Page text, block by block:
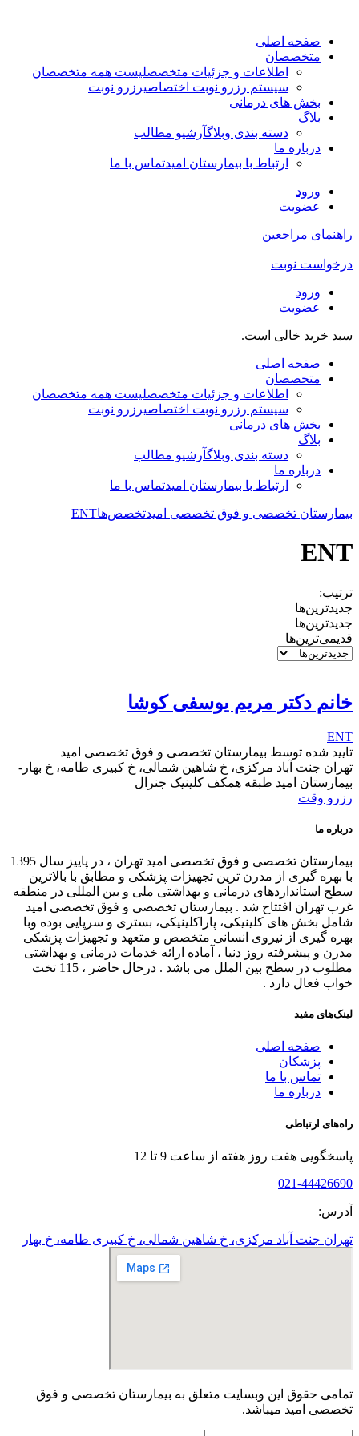
صفحه اصلی
متخصصان
اطلاعات و جزئیات متخصصلیست همه متخصصان
سیستم رزرو نوبت اختصاصیرزرو نوبت
بخش های درمانی
بلاگ
دسته بندی وبلاگآرشیو مطالب
درباره ما
ارتباط با بیمارستان امیدتماس با ما
ورود
عضویت
راهنمای مراجعین
درخواست نوبت
ورود
عضویت
سبد خرید خالی است.
صفحه اصلی
متخصصان
اطلاعات و جزئیات متخصصلیست همه متخصصان
سیستم رزرو نوبت اختصاصیرزرو نوبت
بخش های درمانی
بلاگ
دسته بندی وبلاگآرشیو مطالب
درباره ما
ارتباط با بیمارستان امیدتماس با ما
بیمارستان تخصصی و فوق تخصصی امیدتخصص‌هاENT
ENT
ترتیب:
جدیدترین‌ها
جدیدترین‌ها
قدیمی‌ترین‌ها
خانم دکتر مریم یوسفی کوشا
ENT
تایید شده توسط بیمارستان تخصصی و فوق تخصصی امید
تهران جنت آباد مرکزی، خ شاهین شمالی، خ کبیری طامه، خ بهار-
بیمارستان امید طبقه همکف کلینیک جنرال
رزرو وقت
درباره ما
بیمارستان تخصصی و فوق تخصصی امید تهران ، در پاییز سال 1395
با بهره گیری از مدرن ترین تجهیزات پزشکی و مطابق با بالاترین
سطح استانداردهای درمانی و بهداشتی ملی و بین المللی در منطقه
غرب تهران افتتاح شد . بیمارستان تخصصی و فوق تخصصی امید
شامل بخش های کلینیکی، پاراکلینیکی، بستری و سرپایی بوده وبا
بهره گیری از نیروی انسانی متخصص و متعهد و تجهیزات پزشکی
مدرن و پیشرفته روز دنیا ، آماده ارائه خدمات درمانی و بهداشتی
مطلوب در سطح بین الملل می باشد . درحال حاضر ، 115 تخت
خواب فعال دارد .
لینک‌های مفید
صفحه اصلی
پزشکان
تماس با ما
درباره ما
راه‌های ارتباطی
پاسخگویی هفت روز هفته از ساعت 9 تا 12
021-44426690
آدرس:
تهران جنت آباد مرکزی، خ شاهین شمالی، خ کبیری طامه، خ بهار
تمامی حقوق این وبسایت متعلق به بیمارستان تخصصی و فوق
تخصصی امید میباشد.